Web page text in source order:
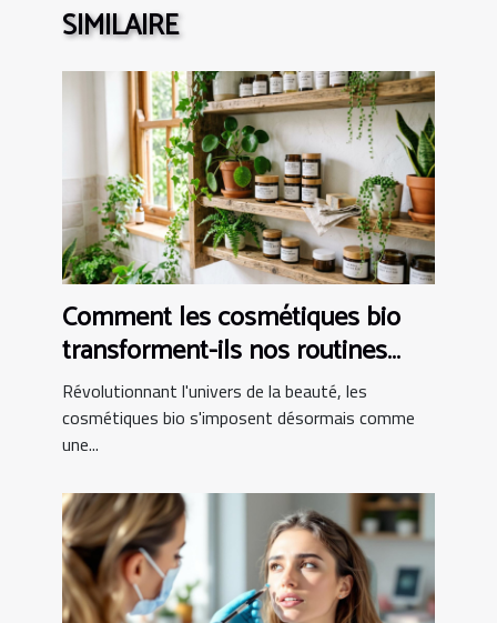
SIMILAIRE
Comment les cosmétiques bio
transforment-ils nos routines
beauté ?
Révolutionnant l'univers de la beauté, les
cosmétiques bio s'imposent désormais comme
une...